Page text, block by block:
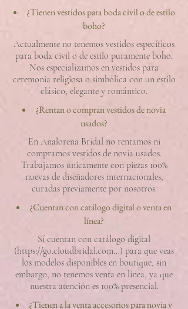
¿Tienen vestidos para boda civil o de estilo
boho?
Actualmente no tenemos vestidos específicos
para boda civil o de estilo puramente boho.
Nos especializamos en vestidos para
ceremonia religiosa o simbólica con un estilo
clásico, elegante y romántico.
¿Rentan o compran vestidos de novia
usados?
En Analorena Bridal no rentamos ni
compramos vestidos de novia usados.
Trabajamos únicamente con piezas 100%
nuevas de diseñadores internacionales,
curadas previamente por nosotros.
¿Cuentan con catálogo digital o venta en
línea?
Sí cuentan con catálogo digital
(https://go.cloudbridal.com...) para que veas
los modelos disponibles en boutique, sin
embargo, no tenemos venta en línea, ya que
nuestra atención es 100% presencial.
¿Tienen a la venta accesorios para novia y